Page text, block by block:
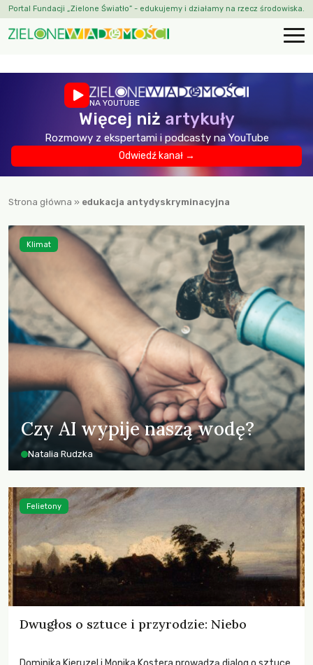
Portal Fundacji „Zielone Światło” - edukujemy i działamy na rzecz środowiska.
NA YOUTUBE
Więcej niż artykuły
Rozmowy z ekspertami i podcasty na YouTube
Odwiedź kanał →
Strona główna » edukacja antydyskryminacyjna
Czy AI wypije naszą wodę?
Natalia Rudzka
Klimat
Dwugłos o sztuce i przyrodzie: Niebo
Felietony